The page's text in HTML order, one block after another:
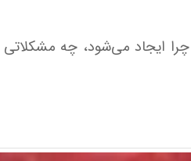
ایجاد می‌شود، چه